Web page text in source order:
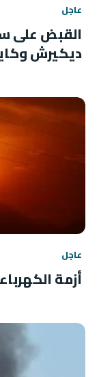
عاجل
القبض على
ديكيرش
عاجل
أزمة